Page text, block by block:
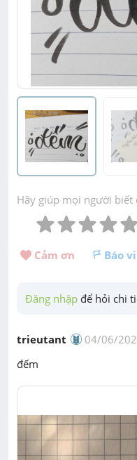
Hãy giúp mọi người biết
Cảm ơn Báo
Đăng nhập để hỏi chi
trieutant
04/06/
đếm